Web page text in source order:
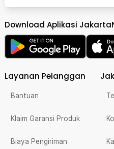
Download Aplikasi
Layanan Pelanggan
Bantuan
Klaim Garansi Produk
Biaya Pengiriman